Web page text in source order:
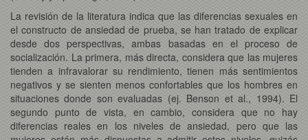
La revisión de la literatura indica que las diferencias sexuales en
el constructo de ansiedad de prueba, se han tratado de explicar
desde dos perspectivas, ambas basadas en el proceso de
socialización. La primera, más directa, considera que las mujeres
tienden a infravalorar su rendimiento, tienen más sentimientos
negativos y se sienten menos confortables que los hombres en
situaciones donde son evaluadas (ej. Benson et al., 1994). El
segundo punto de vista, en cambio, considera que no hay
diferencias reales en los niveles de ansiedad, pero que las